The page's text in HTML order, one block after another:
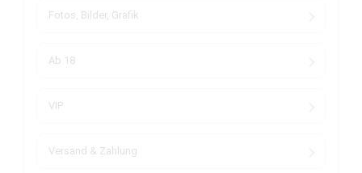
Fotos, Bilder, Grafik
Ab 18
VIP
Versand & Zahlung